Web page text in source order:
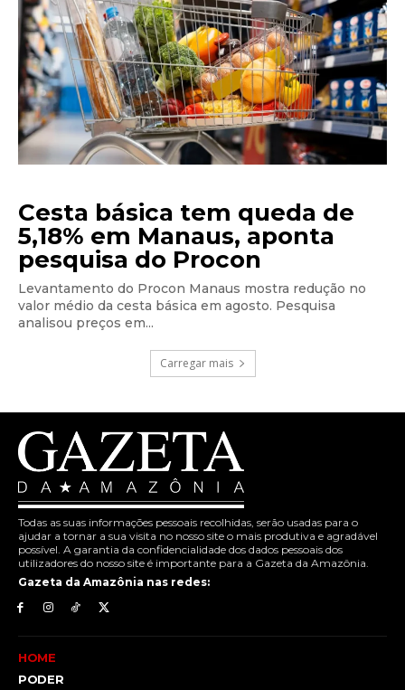
Cesta básica tem queda de
5,18% em Manaus, aponta
pesquisa do Procon
Levantamento do Procon Manaus mostra redução no
valor médio da cesta básica em agosto. Pesquisa
analisou preços em...
Carregar mais
Todas as suas informações pessoais recolhidas, serão usadas para o
ajudar a tornar a sua visita no nosso site o mais produtiva e agradável
possível. A garantia da confidencialidade dos dados pessoais dos
utilizadores do nosso site é importante para a Gazeta da Amazônia.
Gazeta da Amazônia nas redes:
HOME
PODER